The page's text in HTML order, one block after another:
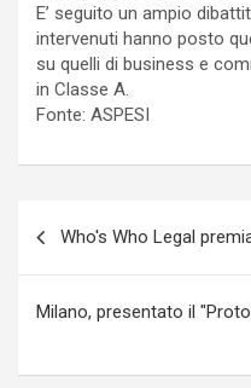
E’ seguito un ampio
intervenuti hanno posto
su quelli di business e
in Classe A.
Fonte: ASPESI
Who's Who Legal
Milano, presentato il